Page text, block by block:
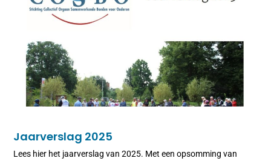
Jaarverslag 2025
Lees hier het jaarverslag van 2025. Met een opsomming van